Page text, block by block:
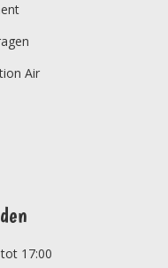
Air
17:00